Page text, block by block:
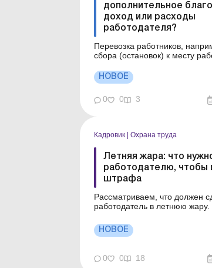
дополнительное
доход или расходы
работодателя?
Перевозка работников,
сбора (остановок) к месту
соцпакета. Для многих
вопрос непрерывности
кадровой стабильности,
работы, удаленности
НОВОЕ
0 0 3
Кадровик | Охрана труда
Летняя жара: что
работодателю, чтобы
штрафа
Рассматриваем, что должен
работодатель в летнюю жару. Нужно ли
превышает +30 °C? Как оформить приказ о
дополнительных перерывах в
обеспечить работникам в
Когда работника нужно
НОВОЕ
0 0 18